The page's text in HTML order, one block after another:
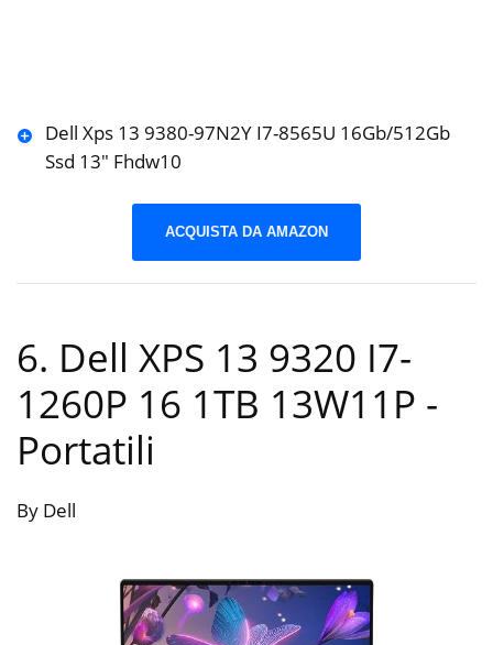
Dell Xps 13 9380-97N2Y I7-8565U 16Gb/512Gb
Ssd 13″ Fhdw10
ACQUISTA DA AMAZON
6. Dell XPS 13 9320 I7-
1260P 16 1TB 13W11P -
Portatili
By Dell